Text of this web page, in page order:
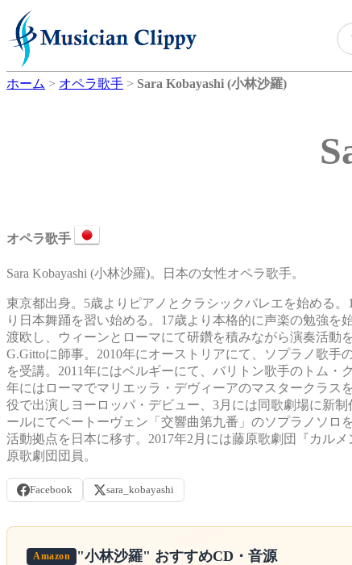
ホーム > オペラ歌手 > Sara Kobayashi (小林沙羅)
オペラ歌手
Sara Kobayashi (小林沙羅)。日本の女性オペラ歌手。
東京都出身。5歳よりピアノとクラシックバレエを始める
り日本舞踊を習い始める。17歳より本格的に声楽の勉強を
渡欧し、ウィーンとローマにて研鑽を積みながら演奏活動
G.Gittoに師事。2010年にオーストリアにて、ソプラノ歌
を受講。2011年にはベルギーにて、バリトン歌手のトム
年にはローマでマリエッラ・デヴィーアのマスタークラス
役で出演しヨーロッパ・デビュー、3月には同歌劇場に新
ールにてベートーヴェン「交響曲第九番」のソプラノソロ
活動拠点を日本に移す。2017年2月には藤原歌劇団『カル
原歌劇団団員。
Facebook sara_kobayashi
Amazon "小林沙羅" おすすめCD・音源